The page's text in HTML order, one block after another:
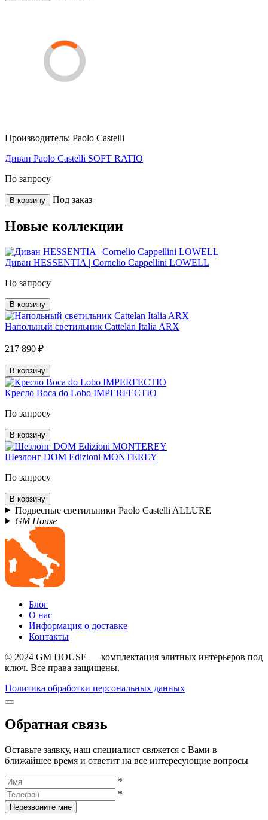
Производитель: Paolo Castelli
Диван Paolo Castelli SOFT RATIO
По запросу
В корзину Под заказ
Новые коллекции
Диван HESSENTIA | Cornelio Cappellini LOWELL
По запросу
В корзину
Напольный светильник Cattelan Italia ARX
217 890 ₽
В корзину
Кресло Boca do Lobo IMPERFECTIO
По запросу
В корзину
Шезлонг DOM Edizioni MONTEREY
По запросу
В корзину
Подвесные светильники Paolo Castelli ALLURE
GM House
Блог
О нас
Информация о доставке
Контакты
© 2024 GM HOUSE — комплектация элитных интерьеров под
ключ. Все права защищены.
Политика обработки персональных данных
Обратная связь
Оставьте заявку, наш специалист свяжется с Вами в
ближайшее время и ответит на все интересующие вопросы
*
*
Перезвоните мне